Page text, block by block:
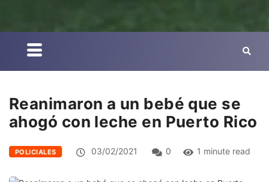
Reanimaron a un bebé que se
ahogó con leche en Puerto Rico
POLICIALES 03/02/2021 0 1 minute read